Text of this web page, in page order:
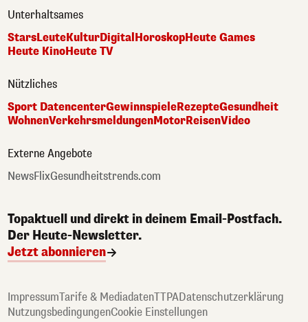
Unterhaltsames
StarsLeuteKulturDigital HoroskopHeute Games
Heute KinoHeute TV
Nützliches
Sport DatencenterGewinnspieleRezepteGesundheit
WohnenVerkehrsmeldungenMotorReisenVideo
Externe Angebote
NewsFlixGesundheitstrends.com
Topaktuell und direkt in deinem Email-Postfach.
Der Heute-Newsletter.
Jetzt abonnieren
ImpressumTarife & MediadatenTTPADatenschutzerklärung
NutzungsbedingungenCookie Einstellungen